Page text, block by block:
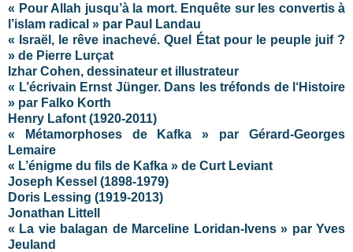
« Pour Allah jusqu’à la mort. Enquête sur les convertis à
l’islam radical » par Paul Landau
« Israël, le rêve inachevé. Quel État pour le peuple juif ?
» de Pierre Lurçat
Izhar Cohen, dessinateur et illustrateur
« L’écrivain Ernst Jünger. Dans les tréfonds de l‘Histoire
» par Falko Korth
Henry Lafont (1920-2011)
« Métamorphoses de Kafka » par Gérard-Georges
Lemaire
« L’énigme du fils de Kafka » de Curt Leviant
Joseph Kessel (1898-1979)
Doris Lessing (1919-2013)
Jonathan Littell
« La vie balagan de Marceline Loridan-Ivens » par Yves
Jeuland